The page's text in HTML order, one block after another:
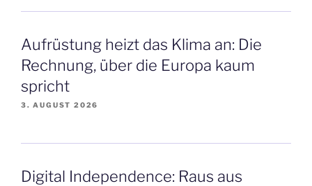
Aufrüstung heizt das Klima an: Die
Rechnung, über die Europa kaum
spricht
3. AUGUST 2026
Digital Independence: Raus aus